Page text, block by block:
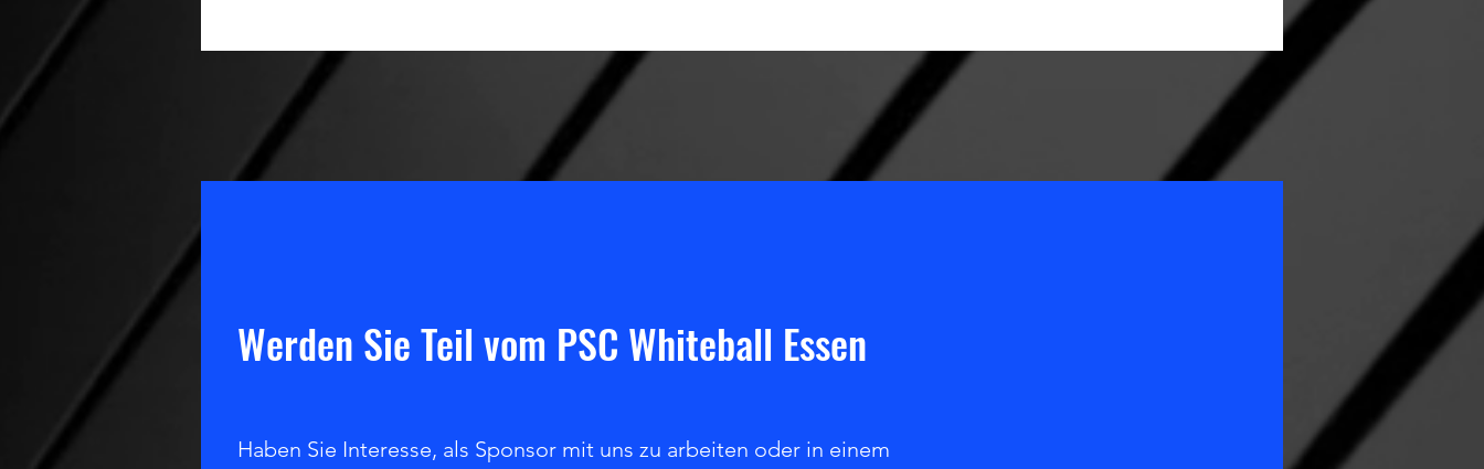
an Testosteron
zurückgelehnt!
Oberhausen 7
Werden Sie Teil vom PSC Whiteball Essen
Haben Sie Interesse, als Sponsor mit uns zu arbeiten oder in einem